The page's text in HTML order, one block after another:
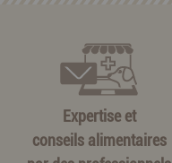
Expertise et
conseils alimentaires